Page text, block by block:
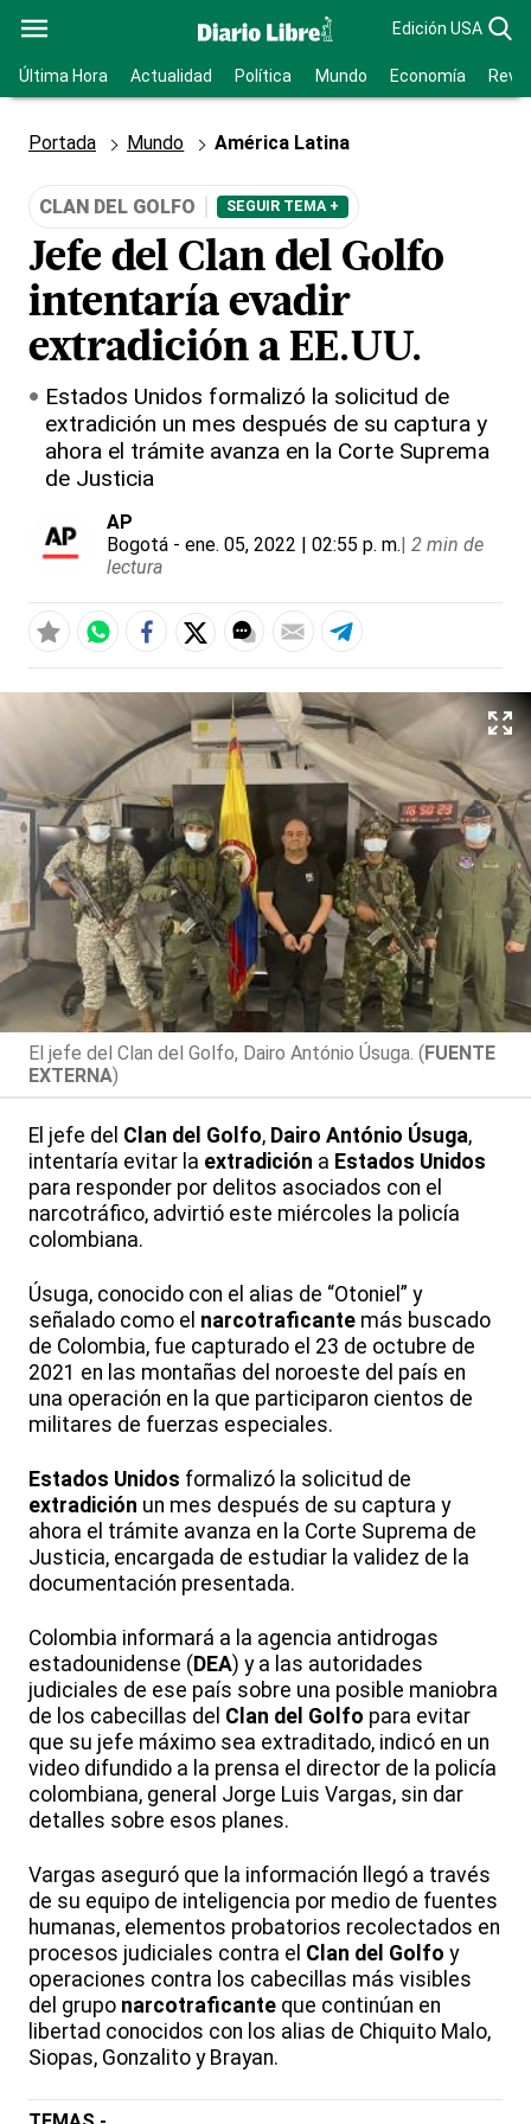
Edición USA
Última Hora Actualidad Política Mundo Economía
Portada Mundo América Latina
CLAN DEL GOLFO SEGUIR TEMA +
Jefe del Clan del Golfo
intentaría evadir
extradición a EE.UU.
Estados Unidos formalizó la solicitud de
extradición un mes después de su captura y
ahora el trámite avanza en la Corte Suprema
de Justicia
AP
Bogotá - ene. 05, 2022 | 02:55 p. m.| 2 min de
lectura
El jefe del Clan del Golfo, Dairo António Úsuga. (FUENTE
EXTERNA)
El jefe del Clan del Golfo, Dairo António Úsuga,
intentaría evitar la extradición a Estados Unidos
para responder por delitos asociados con el
narcotráfico, advirtió este miércoles la policía
colombiana.
Úsuga, conocido con el alias de “Otoniel” y
señalado como el narcotraficante más buscado
de Colombia, fue capturado el 23 de octubre de
2021 en las montañas del noroeste del país en
una operación en la que participaron cientos de
militares de fuerzas especiales.
Estados Unidos formalizó la solicitud de
extradición un mes después de su captura y
ahora el trámite avanza en la Corte Suprema de
Justicia, encargada de estudiar la validez de la
documentación presentada.
Colombia informará a la agencia antidrogas
estadounidense ( DEA) y a las autoridades
judiciales de ese país sobre una posible maniobra
de los cabecillas del Clan del Golfo para evitar
que su jefe máximo sea extraditado, indicó en un
video difundido a la prensa el director de la policía
colombiana, general Jorge Luis Vargas, sin dar
detalles sobre esos planes.
Vargas aseguró que la información llegó a través
de su equipo de inteligencia por medio de fuentes
humanas, elementos probatorios recolectados en
procesos judiciales contra el Clan del Golfo y
operaciones contra los cabecillas más visibles
del grupo narcotraficante que continúan en
libertad conocidos con los alias de Chiquito Malo,
Siopas, Gonzalito y Brayan.